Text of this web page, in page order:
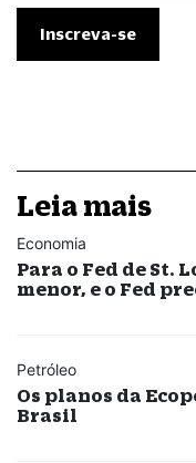
Leia mais
Economia
Para o Fed de St.
menor, e o Fed
Petróleo
Os planos da
Brasil